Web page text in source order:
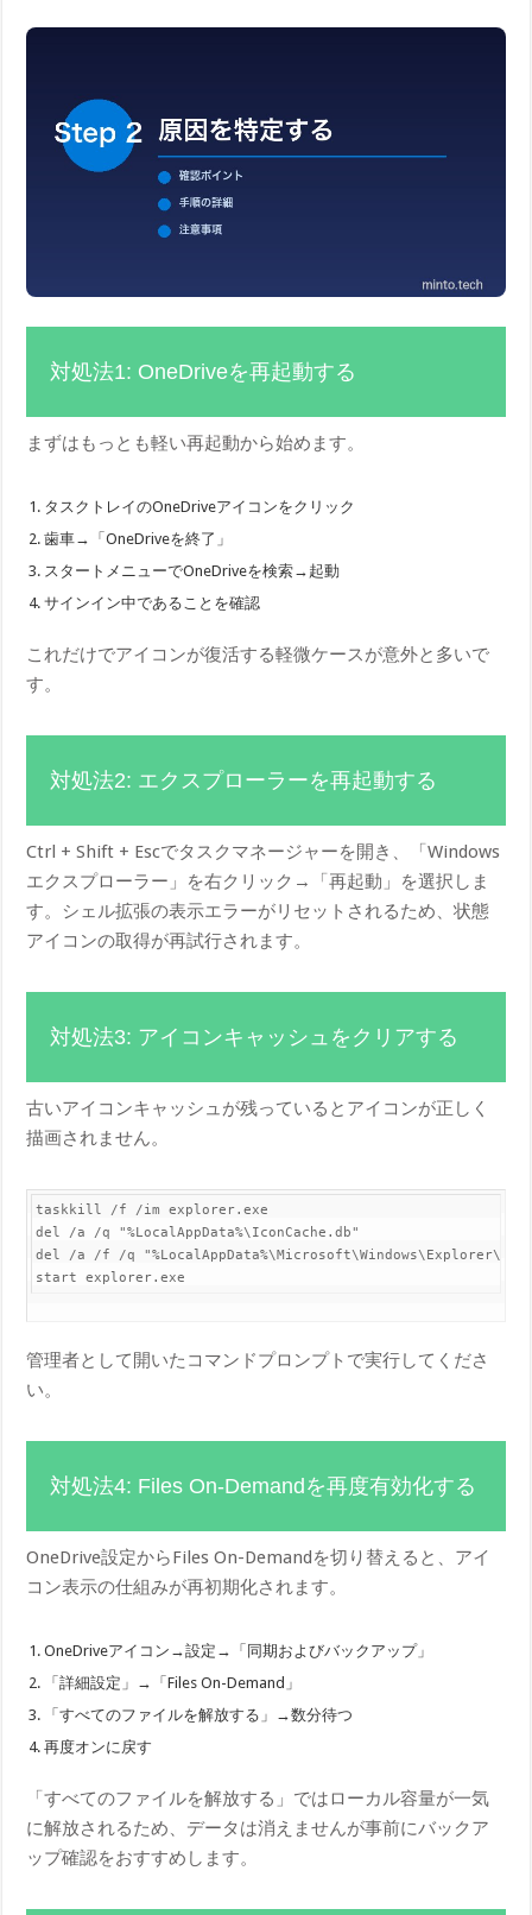
対処法1: OneDriveを再起動する
まずはもっとも軽い再起動から始めます。
タスクトレイのOneDriveアイコンをクリック
歯車→「OneDriveを終了」
スタートメニューでOneDriveを検索→起動
サインイン中であることを確認
これだけでアイコンが復活する軽微ケースが意外と多いで
す。
対処法2: エクスプローラーを再起動する
Ctrl + Shift + Escでタスクマネージャーを開き、「Windows
エクスプローラー」を右クリック→「再起動」を選択しま
す。シェル拡張の表示エラーがリセットされるため、状態
アイコンの取得が再試行されます。
対処法3: アイコンキャッシュをクリアする
古いアイコンキャッシュが残っているとアイコンが正しく
描画されません。
taskkill /f /im explorer.exe
del /a /q "%LocalAppData%\IconCache.db"
del /a /f /q
管理者として開いたコマンドプロンプトで実行してくださ
い。
対処法4: Files On-Demandを再度有効化する
OneDrive設定からFiles On-Demandを切り替えると、アイ
コン表示の仕組みが再初期化されます。
OneDriveアイコン→設定→「同期およびバックアップ」
「詳細設定」→「Files On-Demand」
「すべてのファイルを解放する」→数分待つ
再度オンに戻す
「すべてのファイルを解放する」ではローカル容量が一気
に解放されるため、データは消えませんが事前にバックア
ップ確認をおすすめします。